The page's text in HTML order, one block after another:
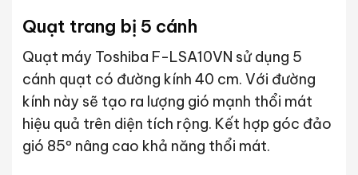
Quạt trang bị 5 cánh
Quạt máy Toshiba F-LSA10VN sử dụng 5
cánh quạt có đường kính 40 cm. Với đường
kính này sẽ tạo ra lượng gió mạnh thổi mát
hiệu quả trên diện tích rộng. Kết hợp góc đảo
gió 85º nâng cao khả năng thổi mát.